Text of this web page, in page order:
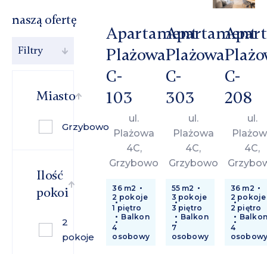
naszą ofertę
Filtry
Miasto
Grzybowo
Ilość
pokoi
2
pokoje
Apartament
Plażowa
C-
103
ul.
Plażowa
4C,
Grzybowo
36 m2
2 pokoje
1 piętro
Balkon
4
osobowy
Apartament
Plażowa
C-
303
ul.
Plażowa
4C,
Grzybowo
55 m2
3 pokoje
3 piętro
Balkon
7
osobowy
C-
208
ul.
4C,
36 m2
2 pokoje
2 piętro
4